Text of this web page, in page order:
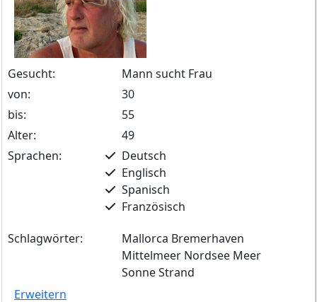
Gesucht:
Mann sucht Frau
von:
30
bis:
55
Alter:
49
Sprachen:
Deutsch
Englisch
Spanisch
Französisch
Schlagwörter:
Mallorca Bremerhaven
Mittelmeer Nordsee Meer
Sonne Strand
Erweitern